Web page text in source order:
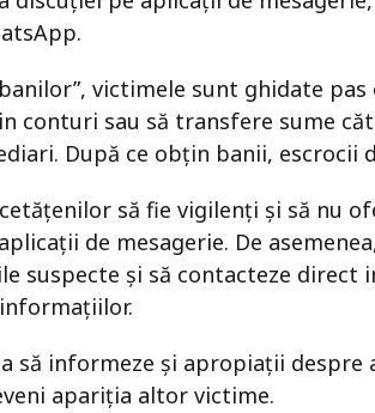
.
victimele sunt ghidate pas
conturi sau să transfere sume
După ce obțin banii, escrocii
să fie vigilenți și să nu
de mesagerie. De
suspecte și să contacteze direct
să informeze și apropiații despre
apariția altor victime.